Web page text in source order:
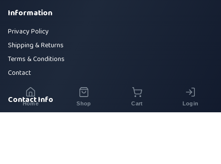
Information
Privacy Policy
Shipping & Returns
Terms & Conditions
Contact
Contact Info
Home Shop Cart Login